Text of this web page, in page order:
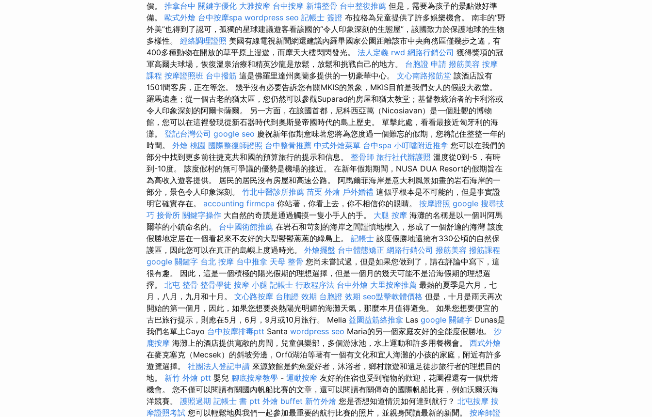
價。 推拿台中 關鍵字優化 大雅按摩 台中按摩 新埔整骨 台中整復推薦 但是，需要為孩子的景點做好準
備。 歐式外燴 台中按摩spa wordpress seo 記帳士 簽證 布拉格為兒童提供了許多娛樂機會。 南非的“野
外美”也得到了認可，孤獨的星球建議遊客看該國的“令人印象深刻的生態屋”，該國致力於保護地球的生物
多樣性。 經絡調理證照 美國有線電視新聞網還建議內羅畢國家公園距離該市中央商務區僅幾步之遙，有
400多種動物在開放的草平原上漫遊，而摩天大樓閃閃發光。 法人定義 rwd 網路行銷公司 獲得獎項的冠
軍高爾夫球場，恢復溫泉治療和精英沙龍是放鬆，放鬆和挑戰自己的地方。 台胞證 申請 撥筋美容 按摩
課程 按摩證照班 台中撥筋 這是佛羅里達州奧蘭多提供的一切豪華中心。 文心南路撥筋堂 該酒店設有
1501間客房，正在等您。 幾乎沒有必要告訴您有關MKIS的景象，MKIS目前是我們女人的假設大教堂。
羅馬遺產；從一個古老的猶太區，您仍然可以參觀Suparad的房屋和猶太教堂；基督教統治者的卡利浴或
令人印象深刻的阿爾卡薩爾。 另一方面，在該國首都，尼科西亞萬（Nicosiavan）是一個壯觀的博物
館，您可以在這裡發現從新石器時代到奧斯曼帝國時代的島上歷史。 單擊此處，看看最接近匈牙利的海
灘。 登記台灣公司 google seo 慶祝新年假期意味著您將為您度過一個難忘的假期，您將記住整整一年的
時間。 外燴 桃園 國際整復師證照 台中整骨推薦 中式外燴菜單 台中spa 小叮噹附近推拿 您可以在我們的
部分中找到更多前往捷克共和國的預算旅行的提示和信息。 整骨師 旅行社代辦護照 溫度從0到-5，有時
到-10度。 該度假村的無可爭議的優勢是機場的接近。 在新年假期期間，NUSA DUA Resort的假期旨在
為高收入遊客提供。 居民的居民沒有房屋和高速公路。 阿馬爾菲海岸是意大利風景如畫的岩石海岸的一
部分，景色令人印象深刻。 竹北中醫診所推薦 苗栗 外燴 戶外婚禮 這似乎根本是不可能的，但是事實證
明它確實存在。 accounting firmcpa 你站著，你看上去，你不相信你的眼睛。 按摩證照 google 搜尋技
巧 接骨所 關鍵字操作 大自然的奇蹟是通過觸摸一隻小手人的手。 大腿 按摩 海灘的名稱是以一個叫阿馬
爾菲的小鎮命名的。 台中國術館推薦 在岩石和苛刻的海岸之間謹慎地楔入，形成了一個舒適的海灣 該度
假勝地定居在一個看起來不友好的大型鬱鬱蔥蔥的綠島上。 記帳士 該度假勝地還擁有330公頃的自然保
護區，因此您可以在真正的島嶼上度過時光。 外燴擺盤 台中體態矯正 網路行銷公司 撥筋美容 撥筋課程
google 關鍵字 台北 按摩 台中推拿 天母 整骨 您尚未嘗試過，但是如果您做到了，請在評論中寫下，這
很有趣。 因此，這是一個積極的陽光假期的理想選擇，但是一個月的幾天可能不是沿海假期的理想選
擇。 北屯 整骨 整骨學徒 按摩 小腿 記帳士 行政程序法 台中外燴 大里按摩推薦 最熱的夏季是六月，七
月，八月，九月和十月。 文心路按摩 台胞證 效期 台胞證 效期 seo點擊軟體價格 但是，十月是雨天再次
開始的第一個月，因此，如果您想要炎熱陽光明媚的海灘天氣，那麼本月值得避免。 如果您想要便宜的
古巴旅行提示，則應在5月，6月，9月或10月旅行。 Melia 益園益筋絡推拿 Las google 關鍵字 Dunas是
我們名單上Cayo 台中按摩排毒ptt Santa wordpress seo Maria的另一個家庭友好的全能度假勝地。 沙
鹿按摩 海灘上的酒店提供寬敞的房間，兒童俱樂部，多個游泳池，水上運動和許多用餐機會。 西式外燴
在麥克塞克（Mecsek）的斜坡旁邊，Orfű湖泊等著有一個有文化和宜人海灘的小孩的家庭，附近有許多
遊覽選擇。 社團法人登記申請 來源旅館是釣魚愛好者，沐浴者，鄉村旅遊和遠足徒步旅行者的理想目的
地。 新竹 外燴 ptt 嬰兒 腳底按摩教學 - 運動按摩 友好的住宿也受到寵物的歡迎，花園裡還有一個烘焙
機會。 您不僅可以閱讀有關國內帆船比賽的文章，還可以閱讀有關傳奇的國際帆船比賽，例如沃爾沃海
洋競賽。 護照過期 記帳士 書 ptt 外燴 buffet 新竹外燴 您是否想知道情況如何達到航行？ 北屯按摩 按
摩證照考試 您可以輕鬆地與我們一起參加最重要的航行比賽的照片，並親身閱讀最新的新聞。 按摩師證